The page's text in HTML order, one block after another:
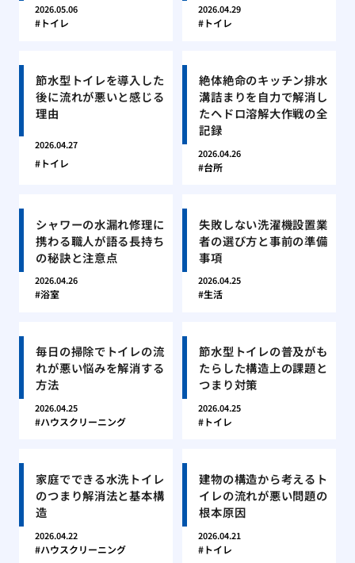
2026.05.06
トイレ
2026.04.29
トイレ
節水型トイレを導入した
後に流れが悪いと感じる
理由
2026.04.27
トイレ
絶体絶命のキッチン排水
溝詰まりを自力で解消し
たヘドロ溶解大作戦の全
記録
2026.04.26
台所
シャワーの水漏れ修理に
携わる職人が語る長持ち
の秘訣と注意点
2026.04.26
浴室
失敗しない洗濯機設置業
者の選び方と事前の準備
事項
2026.04.25
生活
毎日の掃除でトイレの流
れが悪い悩みを解消する
方法
2026.04.25
ハウスクリーニング
節水型トイレの普及がも
たらした構造上の課題と
つまり対策
2026.04.25
トイレ
家庭でできる水洗トイレ
のつまり解消法と基本構
造
2026.04.22
ハウスクリーニング
建物の構造から考えるト
イレの流れが悪い問題の
根本原因
2026.04.21
トイレ